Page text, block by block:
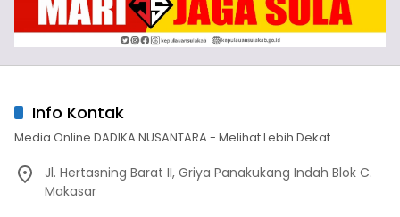
Info Kontak
Media Online DADIKA NUSANTARA - Melihat Lebih Dekat
Jl. Hertasning Barat II, Griya Panakukang Indah Blok C.
Makasar